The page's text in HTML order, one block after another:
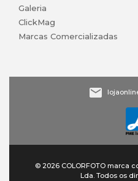
Galeria
ClickMag
Marcas Comercializadas
© 2026 COLORFOTO marca
Lda. Todos os